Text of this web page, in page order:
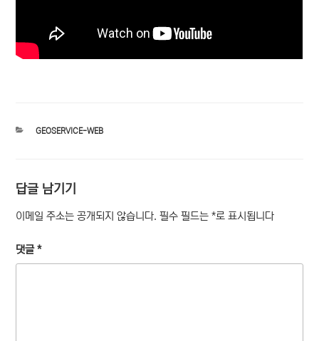
카
GEOSERVICE-WEB
답글 남기기
이메일 주소는 공개되지 않습니다. 필수 필드는*로 표시됩니다
댓글*